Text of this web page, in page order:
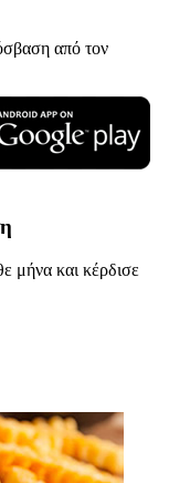
από τον
μήνα και κέρδισε